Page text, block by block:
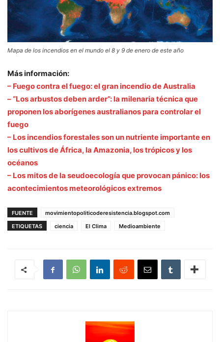
Mapa de los incendios en el mundo el 8 y 9 de enero de este año
Más información:
– Fuego contra el fuego: el gran incendio de Australia
– “Los arbustos deben arder”: la milenaria técnica que
proponen los aborígenes australianos para controlar el
fuego
– Los incendios forestales son un nutriente importante en
los cultivos de África, la Amazonia, los trópicos y los
océanos
– Los mitos de la seudoecología que provocan pánico: los
acontecimientos meteorológicos extremos
FUENTE
movimientopoliticoderesistencia.blogspot.com
ETIQUETAS
ciencia El Clima Medioambiente